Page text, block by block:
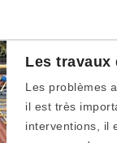
Les travaux
Les problèmes
il est très
interventions, il